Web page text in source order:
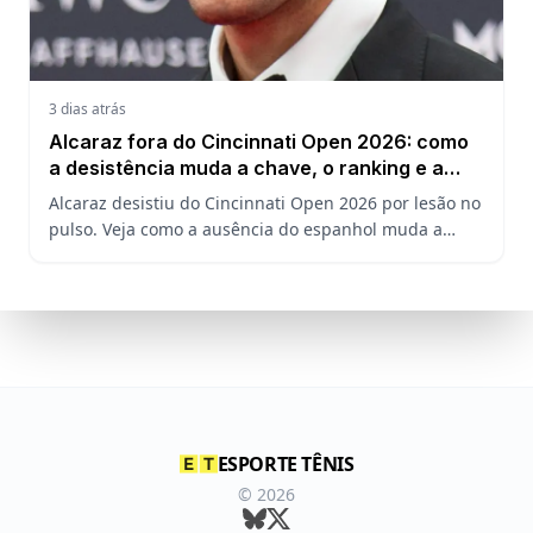
3 dias atrás
Alcaraz fora do Cincinnati Open 2026: como
a desistência muda a chave, o ranking e a
defesa do US Open
Alcaraz desistiu do Cincinnati Open 2026 por lesão no
pulso. Veja como a ausência do espanhol muda a
ESPORTE TÊNIS
© 2026